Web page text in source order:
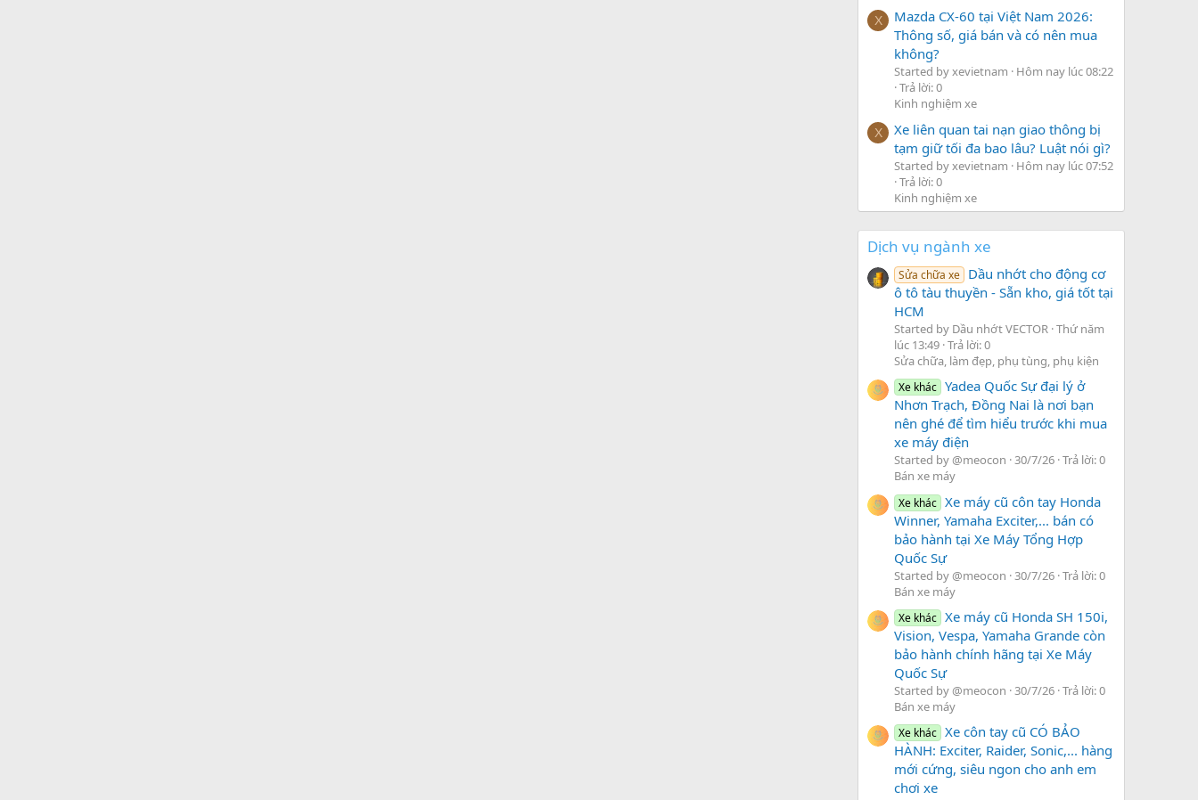
X
Mazda CX-60 tại Việt Nam 2026:
Thông số, giá bán và có nên mua
không?
Started by xevietnam
Hôm nay lúc 08:22
Trả lời: 0
Kinh nghiệm xe
X
Xe liên quan tai nạn giao thông bị
tạm giữ tối đa bao lâu? Luật nói gì?
Started by xevietnam
Hôm nay lúc 07:52
Trả lời: 0
Kinh nghiệm xe
Dịch vụ ngành xe
Sửa chữa xe Dầu nhớt cho động cơ
ô tô tàu thuyền - Sẵn kho, giá tốt tại
HCM
Started by Dầu nhớt VECTOR Thứ năm
lúc 13:49 Trả lời: 0
Sửa chữa, làm đẹp, phụ tùng, phụ kiện
Xe khác Yadea Quốc Sự đại lý ở
Nhơn Trạch, Đồng Nai là nơi bạn
nên ghé để tìm hiểu trước khi mua
xe máy điện
Started by @meocon 30/7/26 Trả lời: 0
Bán xe máy
Xe khác Xe máy cũ côn tay Honda
Winner, Yamaha Exciter,... bán có
bảo hành tại Xe Máy Tổng Hợp
Quốc Sự
Started by @meocon 30/7/26 Trả lời: 0
Bán xe máy
Xe khác Xe máy cũ Honda SH 150i,
Vision, Vespa, Yamaha Grande còn
bảo hành chính hãng tại Xe Máy
Quốc Sự
Started by @meocon 30/7/26 Trả lời: 0
Bán xe máy
Xe khác Xe côn tay cũ CÓ BẢO
HÀNH: Exciter, Raider, Sonic,... hàng
mới cứng, siêu ngon cho anh em
chơi xe